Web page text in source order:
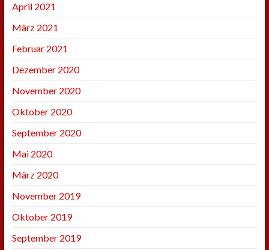
April 2021
März 2021
Februar 2021
Dezember 2020
November 2020
Oktober 2020
September 2020
Mai 2020
März 2020
November 2019
Oktober 2019
September 2019